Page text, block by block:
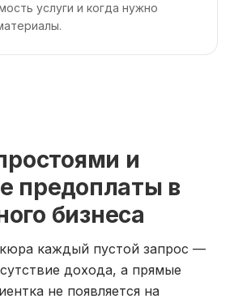
услуги и когда нужно
и
предоплаты в
бизнеса
каждый пустой запрос —
дохода, а прямые
не появляется на